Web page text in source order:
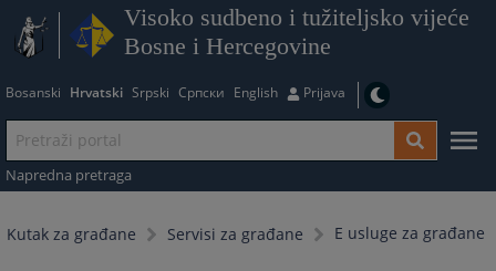
Visoko sudbeno i tužiteljsko vijeće
Bosne i Hercegovine
Bosanski Hrvatski Srpski Српски English Prijava
Napredna pretraga
Kutak za građane Servisi za građane E usluge za građane